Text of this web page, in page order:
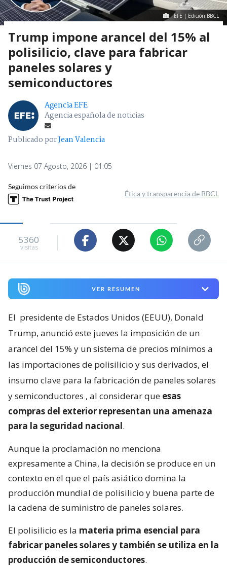
EFE | Edición BBCL
Trump impone arancel del 15% al
polisilicio, clave para fabricar
paneles solares y
semiconductores
Agencia EFE
Agencia española de noticias
Publicado porJean Valencia
Viernes 07 Agosto, 2026 | 01:05
Seguimos criterios de
Ética y transparencia de BBCL
5360
visitas
VER RESUMEN
El presidente de Estados Unidos (EEUU), Donald
Trump, anunció este jueves la imposición de un
arancel del 15% y un sistema de precios mínimos a
las importaciones de polisilicio y sus derivados, el
insumo clave para la fabricación de paneles solares
y semiconductores , al considerar que esas
compras del exterior representan una amenaza
para la seguridad nacional.
Aunque la proclamación no menciona
expresamente a China, la decisión se produce en un
contexto en el que el país asiático domina la
producción mundial de polisilicio y buena parte de
la cadena de suministro de paneles solares.
El polisilicio es la materia prima esencial para
fabricar paneles solares y también se utiliza en la
producción de semiconductores.